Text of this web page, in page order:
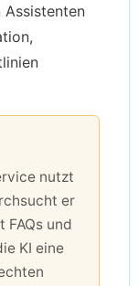
Assistenten
nutzt
er
FAQs und
KI eine